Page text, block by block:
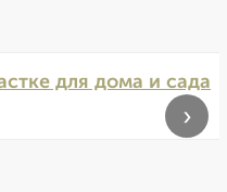
для дома и сада
›